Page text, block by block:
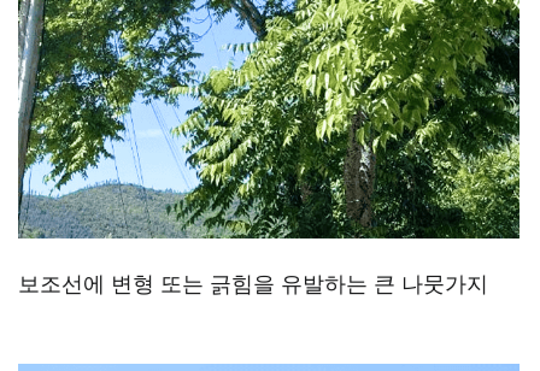
보조선에 변형 또는 긁힘을 유발하는 큰 나뭇가지